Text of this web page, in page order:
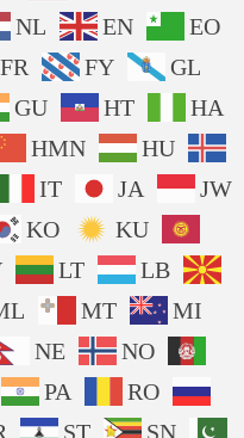
NL EN
EO
FR FY
GL
GU HT
HA
HMN
HU
IT JA
JW
KO
KU
LT
LB
MT
MI
NE
NO
PA
RO
ST SN